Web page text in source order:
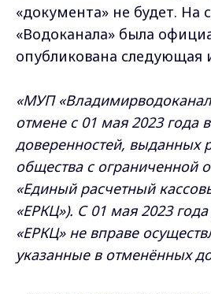
«документа» не будет. На
«Водоканала» была
опубликована
«МУП
отмене с 01 мая 2023 года
доверенностей, выданных
общества с ограниченной
«Единый расчетный
«ЕРКЦ»). С 01 мая 2023
«ЕРКЦ» не вправе
указанные в отменённых